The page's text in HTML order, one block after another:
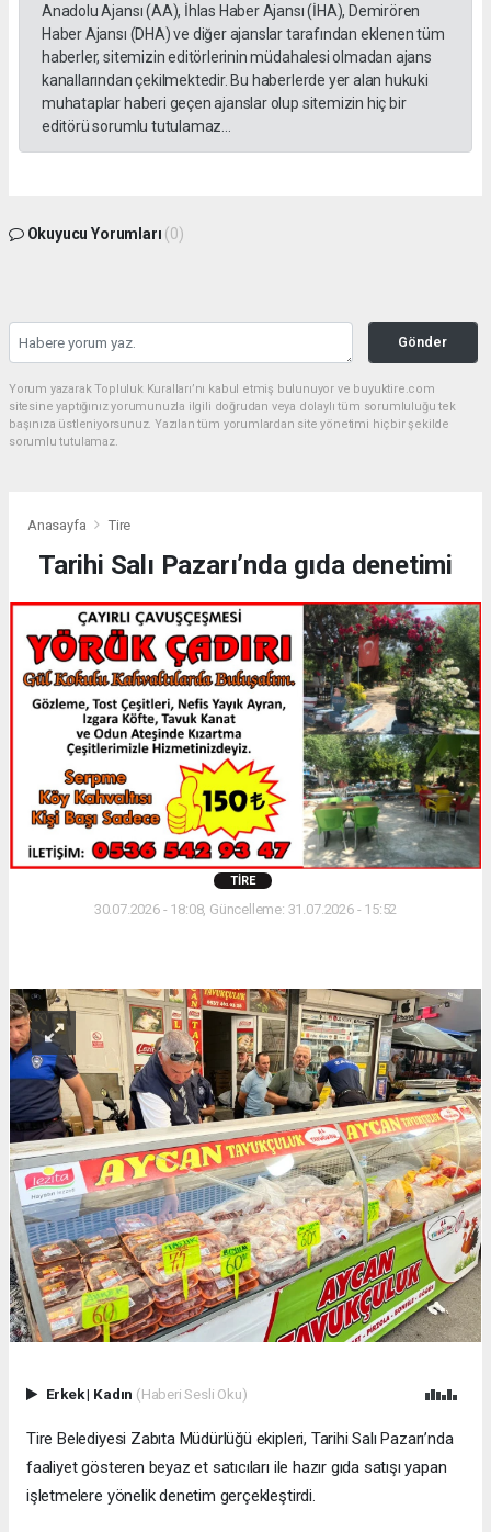
Anadolu Ajansı (AA), İhlas Haber Ajansı (İHA), Demirören
Haber Ajansı (DHA) ve diğer ajanslar tarafından eklenen tüm
haberler, sitemizin editörlerinin müdahalesi olmadan ajans
kanallarından çekilmektedir. Bu haberlerde yer alan hukuki
muhataplar haberi geçen ajanslar olup sitemizin hiç bir
editörü sorumlu tutulamaz...
Okuyucu Yorumları (0)
Gönder
Yorum yazarak Topluluk Kuralları’nı kabul etmiş bulunuyor ve buyuktire.com
sitesine yaptığınız yorumunuzla ilgili doğrudan veya dolaylı tüm sorumluluğu tek
başınıza üstleniyorsunuz. Yazılan tüm yorumlardan site yönetimi hiçbir şekilde
sorumlu tutulamaz.
Anasayfa Tire
Tarihi Salı Pazarı’nda gıda denetimi
TIRE
30.07.2026 - 18:08, Güncelleme: 31.07.2026 - 15:52
Erkek| Kadın (Haberi Sesli Oku)
Tire Belediyesi Zabıta Müdürlüğü ekipleri, Tarihi Salı Pazarı’nda
faaliyet gösteren beyaz et satıcıları ile hazır gıda satışı yapan
işletmelere yönelik denetim gerçekleştirdi.